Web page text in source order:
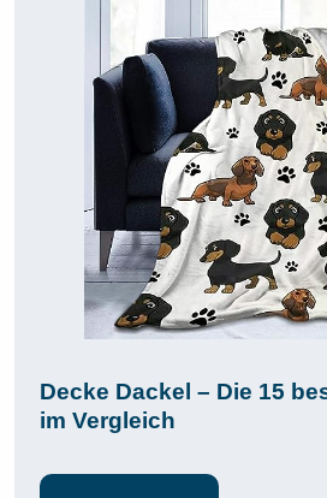
Decke Dackel – Die 15
im Vergleich